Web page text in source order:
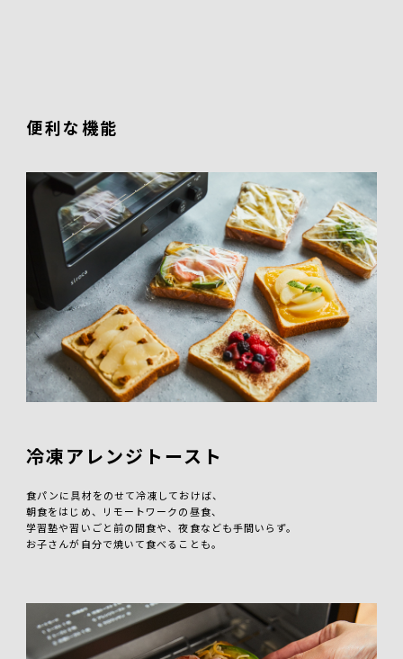
便利な機能
冷凍アレンジトースト
食パンに具材をのせて冷凍しておけば、
朝食をはじめ、リモートワークの昼食、
学習塾や習いごと前の間食や、夜食なども手間いらず。
お子さんが自分で焼いて食べることも。